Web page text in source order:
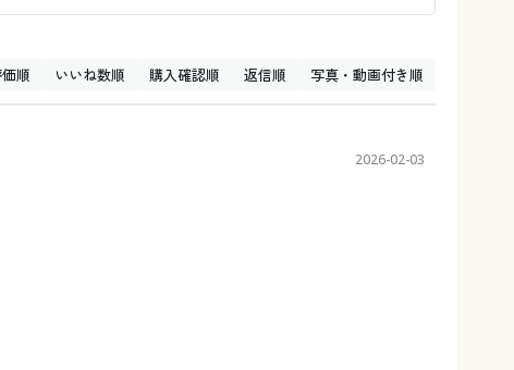
順 いいね数順 購入確認順 返信順 写真・動画付き順
2026-02-03